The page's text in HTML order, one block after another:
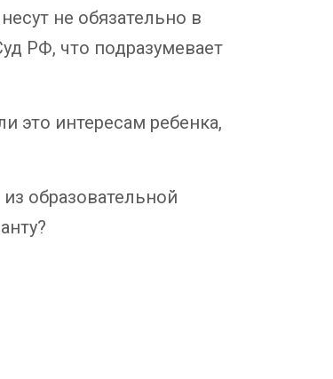
не обязательно в
РФ, что подразумевает
это интересам ребенка,
образовательной